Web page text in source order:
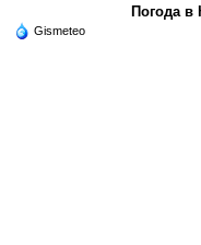
Погода в
Gismeteo